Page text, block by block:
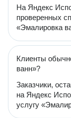
На Яндекс
проверенных
«Эмалировка
Клиенты
ванн»?
Заказчики,
на Яндекс
услугу